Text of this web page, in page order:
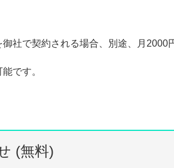
社で契約される場合、別途、月2000
です。
(無料)